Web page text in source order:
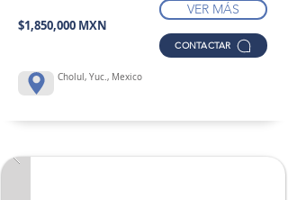
$1,850,000 MXN
VER MÁS
CONTACTAR
Cholul, Yuc., Mexico